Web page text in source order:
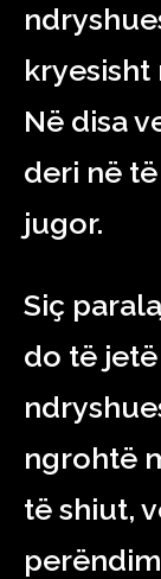
kryesisht
Në disa
deri në
jugor.
Siç
do të
ngrohtë
të shiut,